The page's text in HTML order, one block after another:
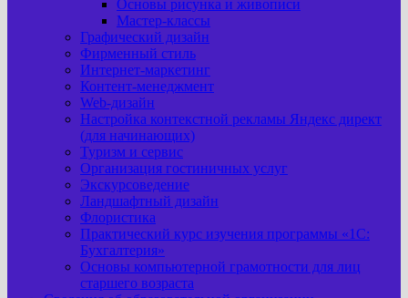
Основы рисунка и живописи
Мастер-классы
Графический дизайн
Фирменный стиль
Интернет-маркетинг
Контент-менеджмент
Web-дизайн
Настройка контекстной рекламы Яндекс директ
(для начинающих)
Туризм и сервис
Организация гостиничных услуг
Экскурсоведение
Ландшафтный дизайн
Флористика
Практический курс изучения программы «1С:
Бухгалтерия»
Основы компьютерной грамотности для лиц
старшего возраста